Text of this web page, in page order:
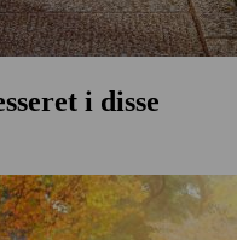
i disse